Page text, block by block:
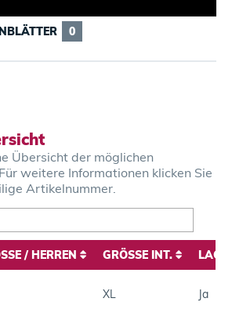
0
Übersicht der möglichen
weitere Informationen klicken Sie
Artikelnummer.
/ HERREN GRÖSSE INT.
XL Ja